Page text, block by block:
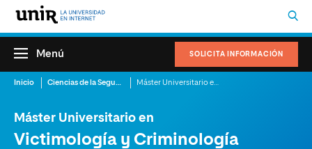
SOLICITA INFORMACIÓN
Menú
Inicio Ciencias de la Seguridad
Máster Universitario en
Victimología y Criminología